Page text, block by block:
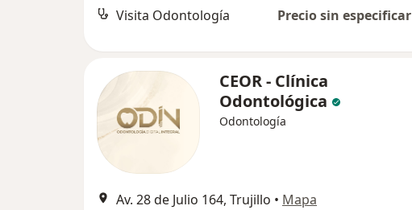
Visita Odontología Precio sin especificar
CEOR - Clínica
Odontológica
Odontología
Av. 28 de Julio 164, Trujillo • Mapa